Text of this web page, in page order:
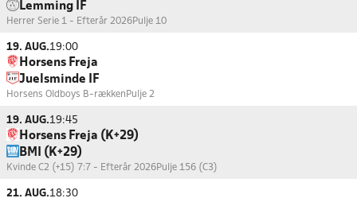
Lemming IF
Herrer Serie 1 - Efterår 2026Pulje 10
19. AUG.19:00
Horsens Freja
Juelsminde IF
Horsens Oldboys B-rækken Pulje 2
19. AUG.19:45
Horsens Freja (K+29)
BMI (K+29)
Kvinde C2 (+15) 7:7 - Efterår 2026Pulje 156 (C3)
21. AUG.18:30